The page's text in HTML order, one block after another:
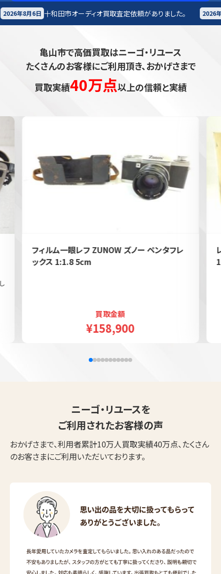
ーディオ買取査定依頼がありました。 2026年8月6日 札幌市 楽器買
亀山市で高価買取はニーゴ・リユース
たくさんのお客様にご利用頂き、おかげさまで
買取実績40万点以上の信頼と実績
フィルム一眼レフ ZUNOW ズノー ペンタフレ
ックス 1:1.8 5cm
買取金額
¥158,900
ニーゴ・リユースを
ご利用されたお客様の声
おかげさまで、利用者累計10万人買取実績40万点、たくさん
のお客さまにご利用いただいております。